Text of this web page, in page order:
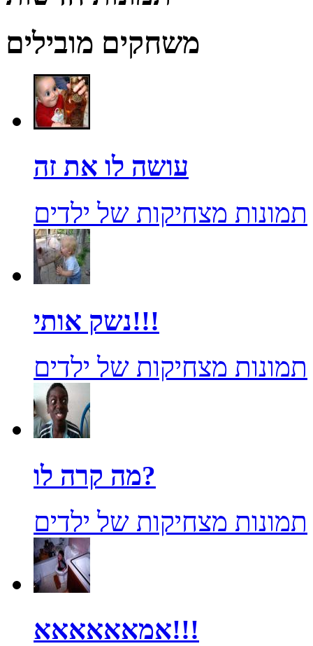
משחקים מובילים
עושה לו את זה
תמונות מצחיקות של ילדים
נשק אותי!!!
תמונות מצחיקות של ילדים
מה קרה לו?
תמונות מצחיקות של ילדים
אמאאאאאא!!!